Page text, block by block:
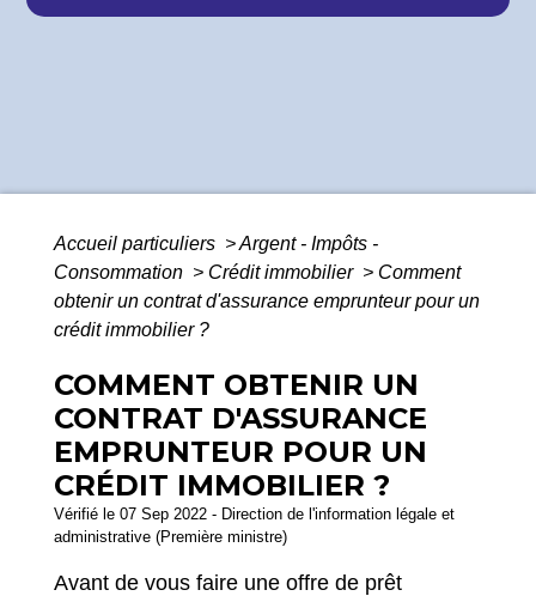
Accueil particuliers >Argent - Impôts -
Consommation > Crédit immobilier > Comment
obtenir un contrat d'assurance emprunteur pour un
crédit immobilier ?
COMMENT OBTENIR UN
CONTRAT D'ASSURANCE
EMPRUNTEUR POUR UN
CRÉDIT IMMOBILIER ?
Vérifié le 07 Sep 2022 - Direction de l'information légale et
administrative (Première ministre)
Avant de vous faire une offre de prêt